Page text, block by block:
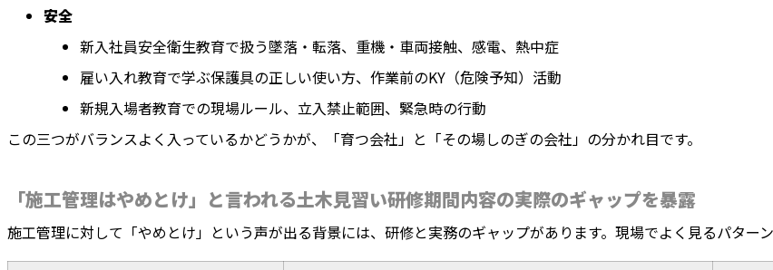
安全
新入社員安全衛生教育で扱う墜落・転落、重機・車両接触、感電、熱中症
雇い入れ教育で学ぶ保護具の正しい使い方、作業前のKY（危険予知）活動
新規入場者教育での現場ルール、立入禁止範囲、緊急時の行動
この三つがバランスよく入っているかどうかが、「育つ会社」と「その場しのぎの会社」の分かれ目です。
「施工管理はやめとけ」と言われる土木見習い研修期間内容の実際のギャップを暴露
施工管理に対して「やめとけ」という声が出る背景には、研修と実務のギャップがあります。現場でよく見るパター